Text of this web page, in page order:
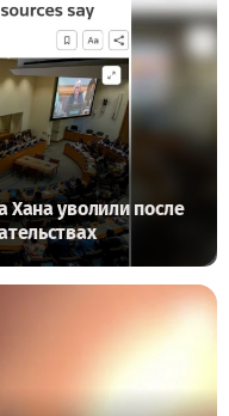
Хана уволили после